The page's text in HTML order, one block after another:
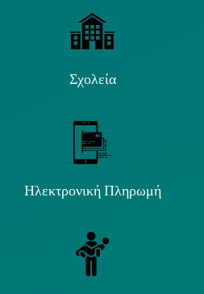
Σχολεία
Ηλεκτρονική Πληρωμή